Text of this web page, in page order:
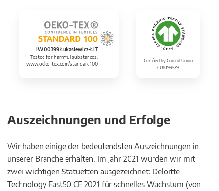
IW 00399 Łukasiewicz-ŁIT
Tested for harmful substances.
www.oeko-tex.com/standard100
Certified by Control Union
CU1099579
Auszeichnungen und Erfolge
Wir haben einige der bedeutendsten Auszeichnungen in
unserer Branche erhalten. Im Jahr 2021 wurden wir mit
zwei wichtigen Statuetten ausgezeichnet: Deloitte
Technology Fast50 CE 2021 für schnelles Wachstum (von